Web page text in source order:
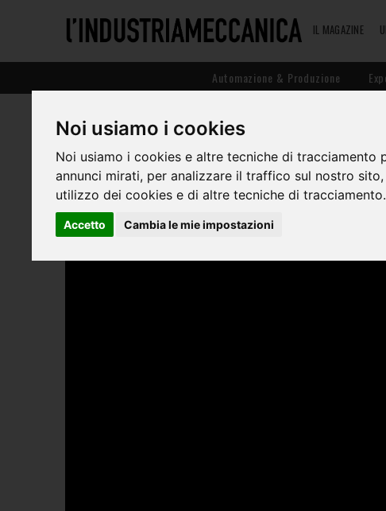
Noi usiamo i cookies
Noi usiamo i cookies e altre tecniche di
annunci mirati, per analizzare il traffico sul nostro
utilizzo dei cookies e di altre tecniche di tracciamento.
Accetto Cambia le mie impostazioni
IL MAGAZINE
Automazione & Produzione
LOG-IN ANIMA, MILANO 5